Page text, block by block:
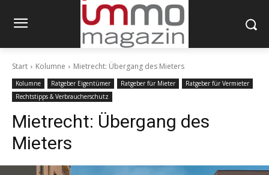
Start Kolumne Mietrecht: Übergang des Mieters
Kolumne Ratgeber Eigentümer Ratgeber für Mieter
Ratgeber für Vermieter
Rechtstipps & Verbraucherschutz
Mietrecht: Übergang des
Mieters